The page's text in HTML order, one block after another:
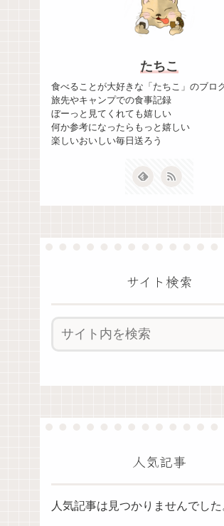
たちこ
食べることが大好きな「たちこ」のブロ
旅先やキャンプでの食事記録
ぼーっと見てくれても嬉しい
何か参考になったらもっと嬉しい
楽しいおいしい毎日送ろう
サイト検索
人気記事
人気記事は見つかりませんでした